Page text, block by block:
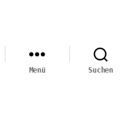
Menü Suchen